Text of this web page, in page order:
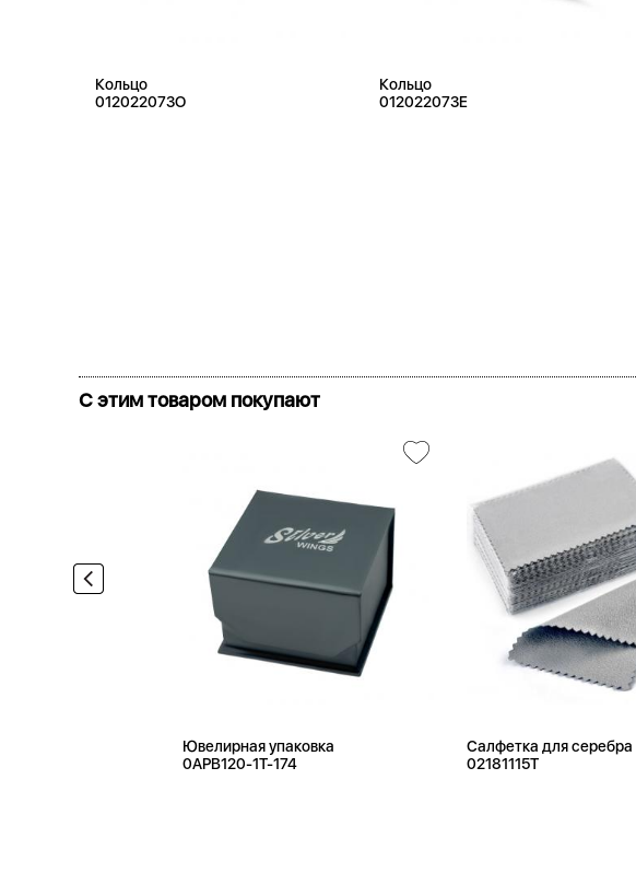
Кольцо
012022073O
Кольцо
012022073E
С этим товаром покупают
Ювелирная упаковка
0APB120-1T-174
Салфетка для серебра
02181115T